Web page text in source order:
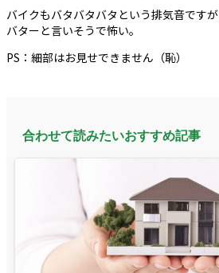
バイクもバタバタバタという排気音です
バターと言いそうで怖い。
PS：細部はお見せできません（恥）
合わせて読みたいおすすめ記事